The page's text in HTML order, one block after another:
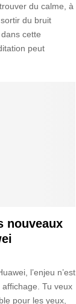
du calme, à
du bruit
cette
peut
nouveaux
l’enjeu n’est
affichage. Tu veux
pour les yeux,